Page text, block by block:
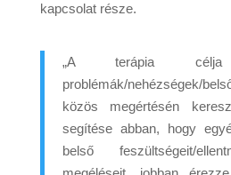
kapcsolat része.
„A terápia
problémák/nehézségek/
közös megértésén
segítése abban, hogy
belső feszültségeit/